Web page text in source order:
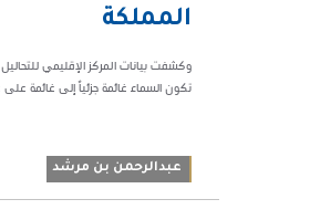
المملكة
تكون السماء غائمة جزئياً إلى غائمة
عبدالرحمن بن مرشد